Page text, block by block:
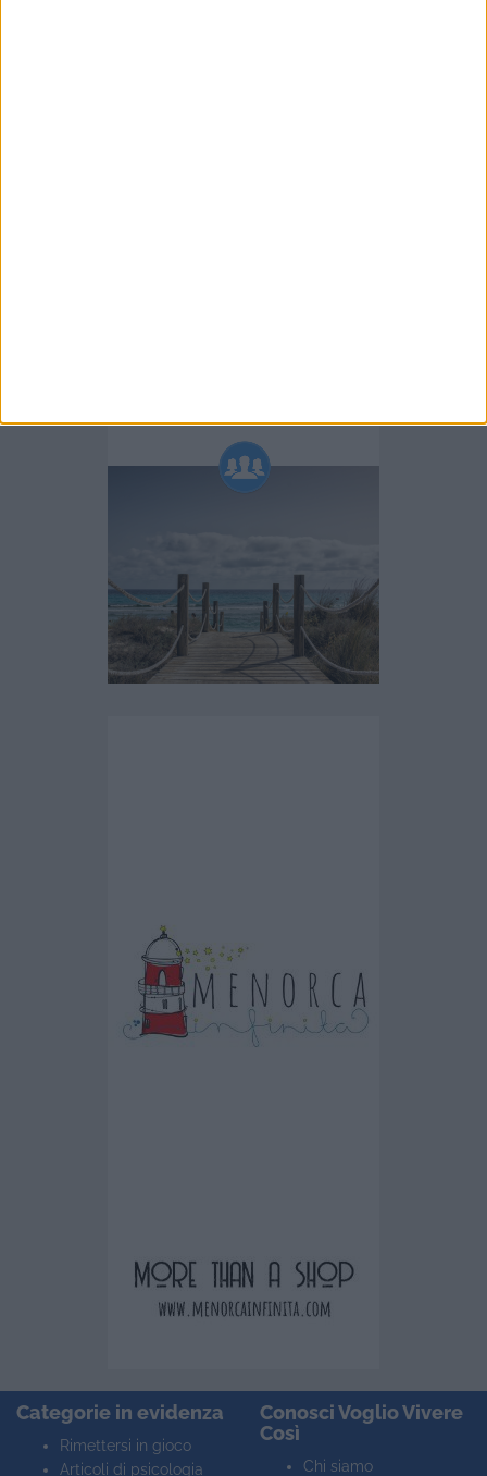
Categorie in evidenza
Rimettersi in gioco
Articoli di psicologia
Conosci Voglio Vivere
Così
Chi siamo